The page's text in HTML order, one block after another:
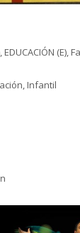
,EDUCACIÓN (E),
,Infantil